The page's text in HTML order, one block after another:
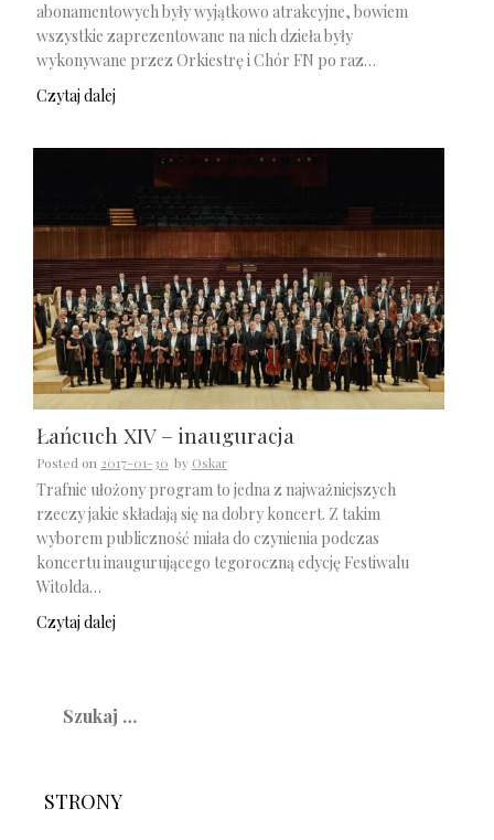
abonamentowych były wyjątkowo atrakcyjne, bowiem
wszystkie zaprezentowane na nich dzieła były
wykonywane przez Orkiestrę i Chór FN po raz…
Czytaj dalej
Łańcuch XIV – inauguracja
Posted on 2017-01-30 by Oskar
Trafnie ułożony program to jedna z najważniejszych
rzeczy jakie składają się na dobry koncert. Z takim
wyborem publiczność miała do czynienia podczas
koncertu inaugurującego tegoroczną edycję Festiwalu
Witolda…
Czytaj dalej
STRONY